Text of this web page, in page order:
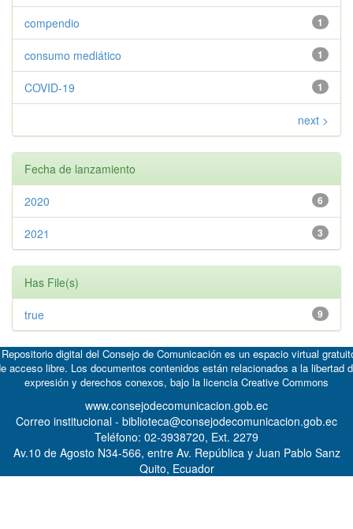
1
compendio
1
consumo mediático
1
COVID-19
next >
Fecha de lanzamiento
6
2020
3
2021
Has File(s)
9
true
digital del Consejo de Comunicación es un espacio virtual
acceso libre. Los documentos contenidos están relacionados a la libertad
expresión y derechos conexos, bajo la licencia Creative Commons
www.consejodecomunicacion.gob.ec
Correo institucional - biblioteca@consejodecomunicacion.gob.ec
Teléfono: 02-3938720, Ext. 2279
Av.10 de Agosto N34-566, entre Av. República y Juan Pablo Sanz
Quito, Ecuador